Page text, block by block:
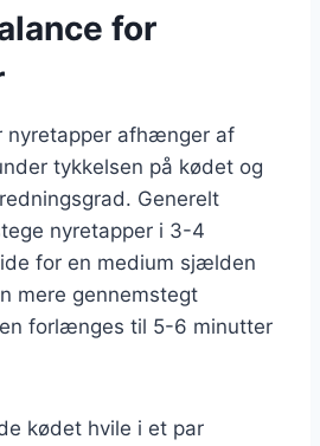
for
nyretapper afhænger af
tykkelsen på kødet og
Generelt
nyretapper i 3-4
for en medium sjælden
mere gennemstegt
forlænges til 5-6 minutter
kødet hvile i et par